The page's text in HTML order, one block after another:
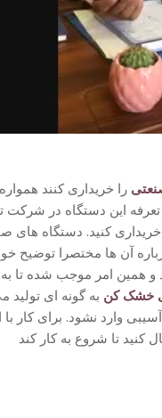
را خریداری کنند
تعرفه این دستگاه در
خریداری کنید. دستگاه
آن ها مختصرا توضیح
همین امر موجب شده تا به
خشک کن به گونه ای
وارد نشود. برای کار با
کنید تا شروع به کار کند